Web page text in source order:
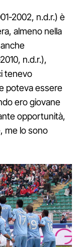
2002, n.d.r.) è
almeno nella
n.d.r.),
tenevo
poteva essere
ero giovane
opportunità,
me lo sono